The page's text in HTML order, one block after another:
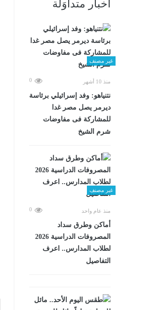
أخبار متداوَلة
غير مصنف
منذ 10 أشهر 0
نتنياهو: وفد إسرائيلي برئاسة
ديرمر يصل مصر غدا
للمشاركة فى مفاوضات
شرم الشيخ
غير مصنف
منذ عام واحد 0
أماكن وطرق سداد
المصروفات الدراسية 2026
لطلاب المدارس.. اعرف
التفاصيل